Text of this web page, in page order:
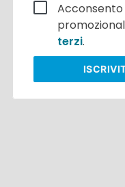
Acconsento
terzi.